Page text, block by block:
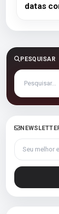
datas
PESQUISAR
Seu melhor